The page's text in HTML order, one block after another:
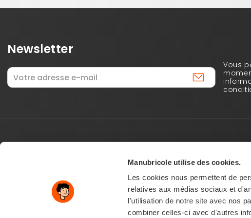
Manubricole utilise des cookies.
Les cookies nous permettent de
relatives aux médias sociaux et
l'utilisation de notre site avec nos
combiner celles-ci avec d'autres
Newsletter
Vous